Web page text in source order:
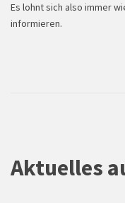
Es lohnt sich also immer
informieren.
Aktuelles